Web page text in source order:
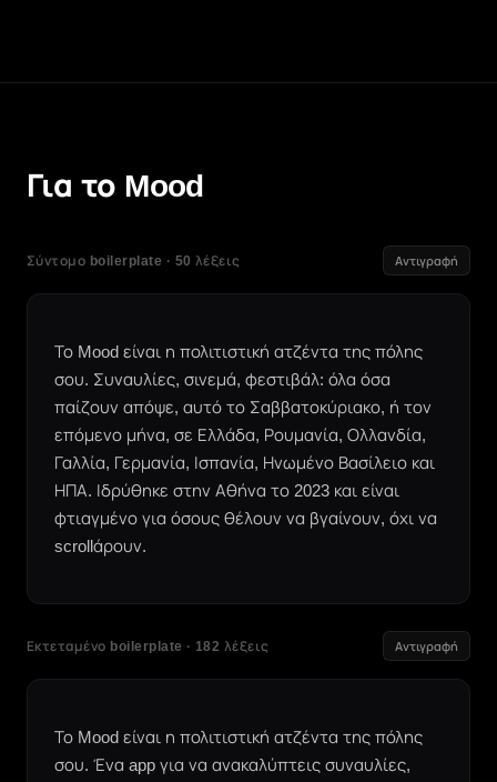
Για το Mood
Σύντομο boilerplate · 50 λέξεις Αντιγραφή
Το Mood είναι η πολιτιστική ατζέντα της πόλης
σου. Συναυλίες, σινεμά, φεστιβάλ: όλα όσα
παίζουν απόψε, αυτό το Σαββατοκύριακο, ή τον
επόμενο μήνα, σε Ελλάδα, Ρουμανία, Ολλανδία,
Γαλλία, Γερμανία, Ισπανία, Ηνωμένο Βασίλειο και
ΗΠΑ. Ιδρύθηκε στην Αθήνα το 2023 και είναι
φτιαγμένο για όσους θέλουν να βγαίνουν, όχι να
scrollάρουν.
Εκτεταμένο boilerplate · 182 λέξεις Αντιγραφή
Το Mood είναι η πολιτιστική ατζέντα της πόλης
σου. Ένα app για να ανακαλύπτεις συναυλίες,